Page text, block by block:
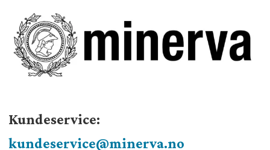
Kundeservice:
kundeservice@minerva.no